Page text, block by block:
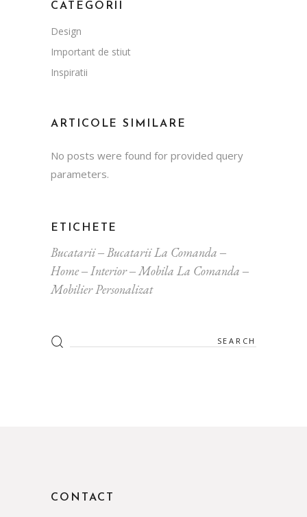
CATEGORII
Design
Important de stiut
Inspiratii
ARTICOLE SIMILARE
No posts were found for provided query
parameters.
ETICHETE
Bucatarii
Bucatarii La Comanda
Home
Interior
Mobila La Comanda
Mobilier Personalizat
CONTACT